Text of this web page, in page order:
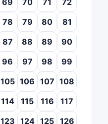
69 70 71
72
78 79 80
81
87 88 89
90
96 97 98
99
105 106 107 108
114 115 116
117
123 124 125 126